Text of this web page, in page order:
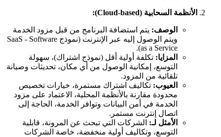
الأنظمة السحابية (Cloud-based):
الوصف:يتم استضافة البرنامج من قبل مزود الخدمة
ويتم الوصول إليه عبر الإنترنت (نموذج SaaS - Software
as a Service).
المزايا:تكلفة أولية أقل (نموذج اشتراك)، سهولة
التوسع، إمكانية الوصول من أي مكان، تحديثات وصيانة
تلقائية من المزود.
العيوب:تكاليف اشتراك مستمرة، خيارات تخصيص
محدودة مقارنة بالأنظمة المحلية، الاعتماد على مزود
الخدمة في أمن البيانات وتوافر الخدمة، الحاجة إلى
اتصال إنترنت مستمر.
الأمثل لـ:الشركات التي تبحث عن المرونة، قابلية
التوسع، وتكاليف أولية منخفضة، خاصة الشركات